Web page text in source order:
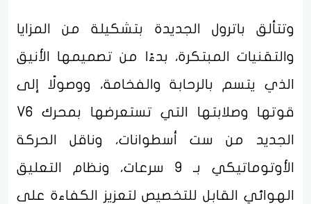
وتتألق باترول الجديدة بتشكيلة من المزايا
والتقنيات المبتكرة، بدءًا من تصميمها الأنيق
الذي يتسم بالرحابة والفخامة، ووصولًا إلى
قوتها وصلابتها التي تستعرضها بمحرك V6
الجديد من ست أسطوانات، وناقل الحركة
الأوتوماتيكي بـ 9 سرعات، ونظام التعليق
الهوائي القابل للتخصيص لتعزيز الكفاءة على